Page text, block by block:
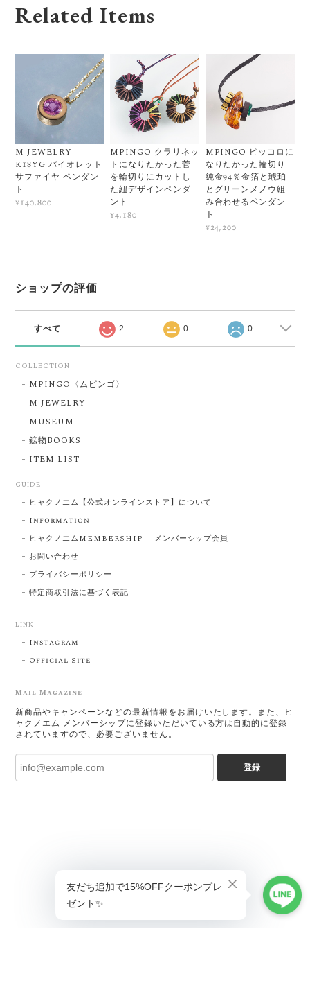
Related Items
M JEWELRY
K18YG バイオレット
サファイヤ ペンダン
ト
¥140,800
MPINGO クラリネッ
トになりたかった菅
を輪切りにカットし
た紐デザインペンダ
ント
¥4,180
MPINGO ピッコロに
なりたかった輪切り
純金94％金箔と琥珀
とグリーンメノウ組
み合わせるペンダン
ト
¥24,200
ショップの評価
すべて 2 0 0
COLLECTION
MPINGO〈ムピンゴ〉
M JEWELRY
MUSEUM
鉱物BOOKS
ITEM LIST
GUIDE
ヒャクノエム【公式オンラインストア】について
Information
ヒャクノエムMEMBERSHIP｜ メンバーシップ会員
お問い合わせ
プライバシーポリシー
特定商取引法に基づく表記
LINK
Instagram
Official Site
Mail Magazine
新商品やキャンペーンなどの最新情報をお届けいたします。また、ヒ
ャクノエム メンバーシップに登録いただいている方は自動的に登録
されていますので、必要ございません。
登録